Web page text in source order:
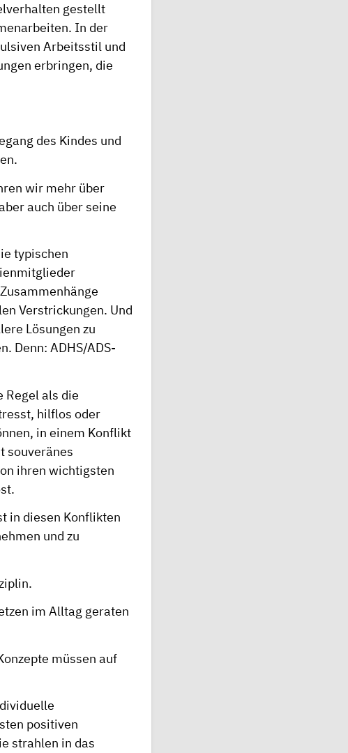
gestellt
In der
Arbeitsstil und
erbringen, die
des Kindes und
wir mehr über
auch über seine
typischen
Verstrickungen. Und
Lösungen zu
Denn: ADHS/ADS-
Regel als die
hilflos oder
in einem Konflikt
souveränes
ihren wichtigsten
in diesen Konflikten
und zu
im Alltag geraten
müssen auf
positiven
strahlen in das